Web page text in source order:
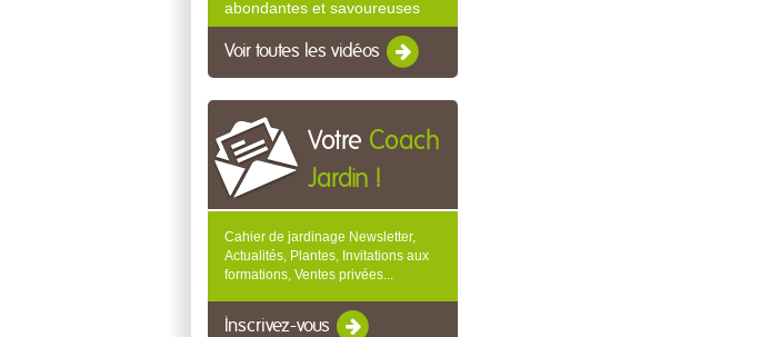
abondantes et savoureuses
Voir toutes les vidéos
Votre Coach
Jardin !
Cahier de jardinage Newsletter,
Actualités, Plantes, Invitations aux
formations, Ventes privées...
Inscrivez-vous